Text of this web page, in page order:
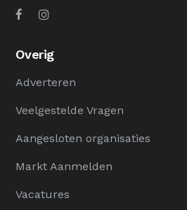
Overig
Adverteren
Veelgestelde Vragen
Aangesloten organisaties
Markt Aanmelden
Vacatures